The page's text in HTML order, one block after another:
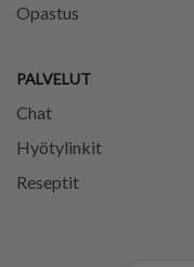
Opastus
PALVELUT
Chat
Hyötylinkit
Reseptit